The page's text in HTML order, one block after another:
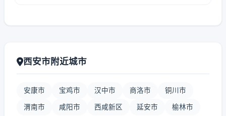
西安市附近城市
安康市 宝鸡市 汉中市 商洛市 铜川市
渭南市 咸阳市 西咸新区 延安市 榆林市